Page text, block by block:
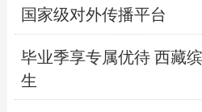
国家级对外传播平台
毕业季享专属优待 西藏
生